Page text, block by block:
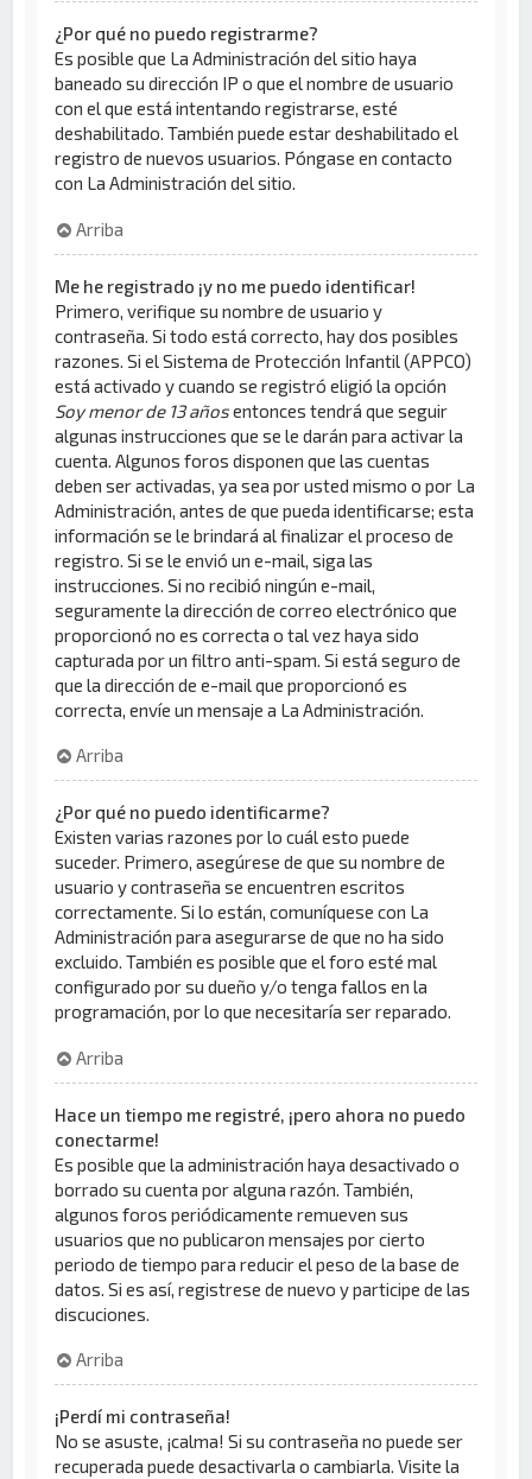
¿Por qué no puedo registrarme?
Es posible que La Administración del sitio haya
baneado su dirección IP o que el nombre de usuario
con el que está intentando registrarse, esté
deshabilitado. También puede estar deshabilitado el
registro de nuevos usuarios. Póngase en contacto
con La Administración del sitio.
Arriba
Me he registrado ¡y no me puedo identificar!
Primero, verifique su nombre de usuario y
contraseña. Si todo está correcto, hay dos posibles
razones. Si el Sistema de Protección Infantil (APPCO)
está activado y cuando se registró eligió la opción
Soy menor de 13 añosentonces tendrá que seguir
algunas instrucciones que se le darán para activar la
cuenta. Algunos foros disponen que las cuentas
deben ser activadas, ya sea por usted mismo o por La
Administración, antes de que pueda identificarse; esta
información se le brindará al finalizar el proceso de
registro. Si se le envió un e-mail, siga las
instrucciones. Si no recibió ningún e-mail,
seguramente la dirección de correo electrónico que
proporcionó no es correcta o tal vez haya sido
capturada por un filtro anti-spam. Si está seguro de
que la dirección de e-mail que proporcionó es
correcta, envíe un mensaje a La Administración.
Arriba
¿Por qué no puedo identificarme?
Existen varias razones por lo cuál esto puede
suceder. Primero, asegúrese de que su nombre de
usuario y contraseña se encuentren escritos
correctamente. Si lo están, comuníquese con La
Administración para asegurarse de que no ha sido
excluido. También es posible que el foro esté mal
configurado por su dueño y/o tenga fallos en la
programación, por lo que necesitaría ser reparado.
Arriba
Hace un tiempo me registré, ¡pero ahora no puedo
conectarme!
Es posible que la administración haya desactivado o
borrado su cuenta por alguna razón. También,
algunos foros periódicamente remueven sus
usuarios que no publicaron mensajes por cierto
periodo de tiempo para reducir el peso de la base de
datos. Si es así, registrese de nuevo y participe de las
discuciones.
Arriba
¡Perdí mi contraseña!
No se asuste, ¡calma! Si su contraseña no puede ser
recuperada puede desactivarla o cambiarla. Visite la